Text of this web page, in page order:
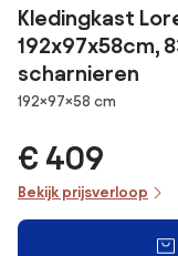
Kledingkast
192x97x58cm,
scharnieren
Afmetingen
192×97×58 cm
€ 409
Bekijk prijsverloop